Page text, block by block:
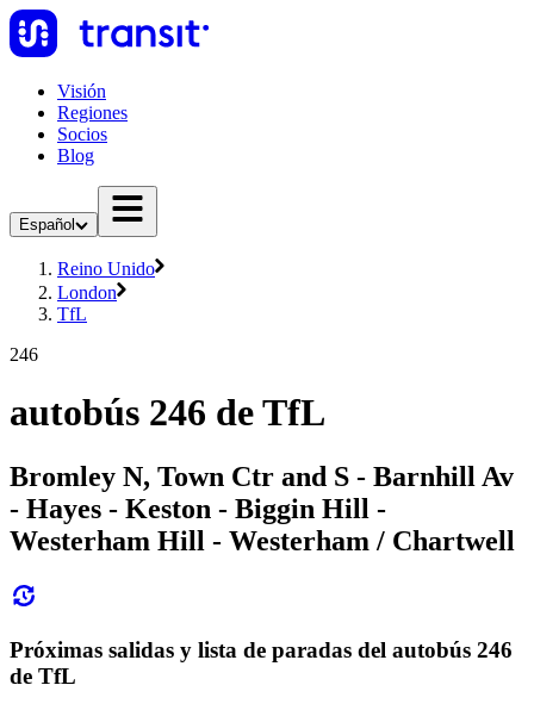
Visión
Regiones
Socios
Blog
Español
Reino Unido
London
TfL
246
autobús 246 de TfL
Bromley N, Town Ctr and S - Barnhill Av
- Hayes - Keston - Biggin Hill -
Westerham Hill - Westerham / Chartwell
Próximas salidas y lista de paradas del autobús 246
de TfL